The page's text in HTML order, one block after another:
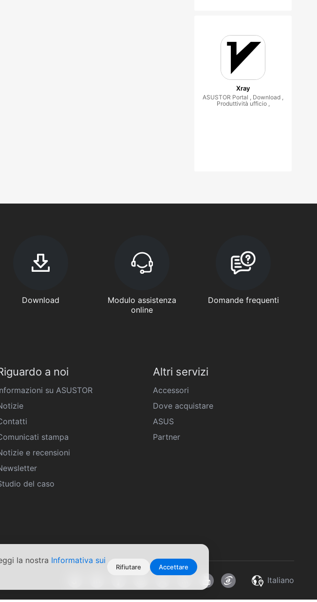
la nostra Informativa sui
Rifiutare Accettare
Xray
ASUSTOR Portal , Download ,
Produttività ufficio ,
Download
Modulo assistenza
online
Domande frequenti
a noi
su ASUSTOR
stampa
e recensioni
del caso
Altri servizi
Accessori
Dove acquistare
ASUS
Partner
Italiano